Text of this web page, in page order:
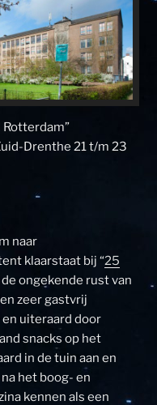
Rotterdam”
Drenthe 21 t/m 23
naar
klaarstaat bij “25
de ongekende rust van
zeer gastvrij
uiteraard door
snacks op het
in de tuin aan en
het boog- en
kennen als een